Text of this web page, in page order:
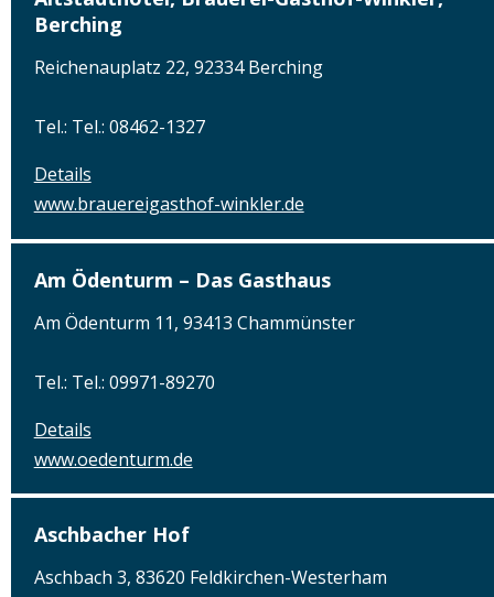
Berching
Reichenauplatz 22, 92334 Berching
Tel.: Tel.: 08462-1327
Details
www.brauereigasthof-winkler.de
Am Ödenturm – Das Gasthaus
Am Ödenturm 11, 93413 Chammünster
Tel.: Tel.: 09971-89270
Details
www.oedenturm.de
Aschbacher Hof
Aschbach 3, 83620 Feldkirchen-Westerham